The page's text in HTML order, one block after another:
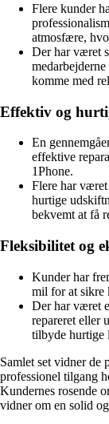
Flere kunder
atmosfære,
Der har været
komme med
Effektiv og
En
effektive
1Phone.
Flere har
hurtige
bekvemt at få
Fleksibilitet og
Kunder har
mil for at sikre
Der har været
repareret eller
tilbyde hurtige
Samlet set vidner de
professionel tilgang
Kundernes rosende
vidner om en solid